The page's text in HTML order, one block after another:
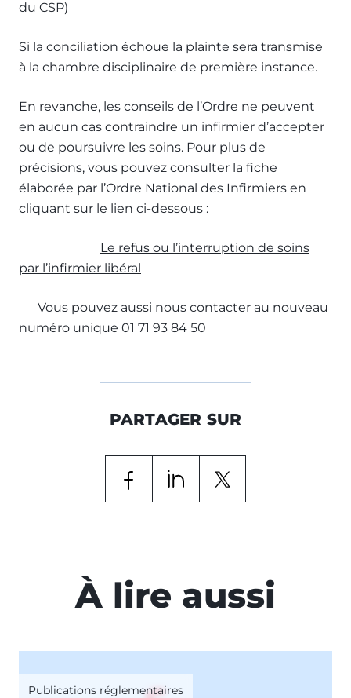
du CSP)
Si la conciliation échoue la plainte sera transmise
à la chambre disciplinaire de première instance.
En revanche, les conseils de l’Ordre ne peuvent
en aucun cas contraindre un infirmier d’accepter
ou de poursuivre les soins. Pour plus de
précisions, vous pouvez consulter la fiche
élaborée par l’Ordre National des Infirmiers en
cliquant sur le lien ci-dessous :
Le refus ou l’interruption de soins
par l’infirmier libéral
Vous pouvez aussi nous contacter au nouveau
numéro unique 01 71 93 84 50
PARTAGER SUR
À lire aussi
Publications réglementaires